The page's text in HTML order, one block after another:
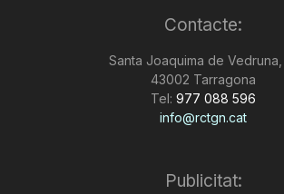
Contacte:
Santa Joaquima de Vedruna,
43002 Tarragona
Tel: 977 088 596
info@rctgn.cat
Publicitat: